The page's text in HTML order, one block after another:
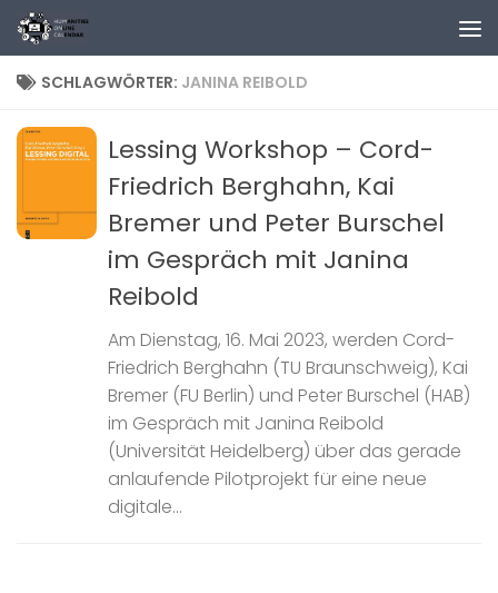
Zum Inhalt springen
SCHLAGWÖRTER: JANINA REIBOLD
Lessing Workshop – Cord-
Friedrich Berghahn, Kai
Bremer und Peter Burschel
im Gespräch mit Janina
Reibold
Am Dienstag, 16. Mai 2023, werden Cord-
Friedrich Berghahn (TU Braunschweig), Kai
Bremer (FU Berlin) und Peter Burschel (HAB)
im Gespräch mit Janina Reibold
(Universität Heidelberg) über das gerade
anlaufende Pilotprojekt für eine neue
digitale...